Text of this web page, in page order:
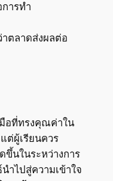
ารทำ
ตลาดส่งผลต่อ
อที่ทรงคุณค่าใน
ต่ผู้เรียนควร
ขึ้นในระหว่างการ
ำไปสู่ความเข้าใจ